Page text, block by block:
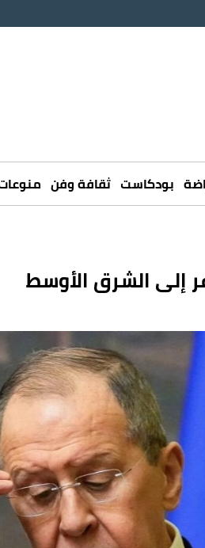
بودكاست ثقافة وفن
إلى الشرق الأوسط